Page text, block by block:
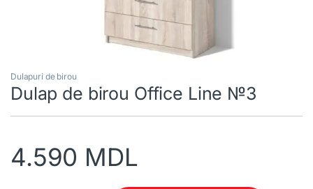
Dulapuri de birou
Dulap de birou Office Line №3
4.590 MDL